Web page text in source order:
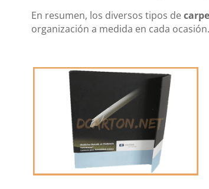
En resumen, los diversos tipos de
organización a medida en cada ocasión.